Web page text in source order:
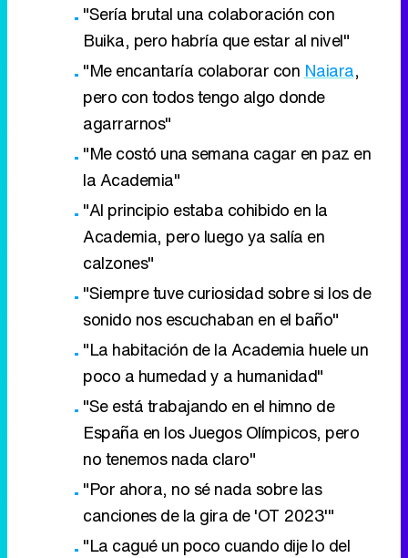
"Sería brutal una colaboración con
Buika, pero habría que estar al nivel"
"Me encantaría colaborar con Naiara,
pero con todos tengo algo donde
agarrarnos"
"Me costó una semana cagar en paz en
la Academia"
"Al principio estaba cohibido en la
Academia, pero luego ya salía en
calzones"
"Siempre tuve curiosidad sobre si los de
sonido nos escuchaban en el baño"
"La habitación de la Academia huele un
poco a humedad y a humanidad"
"Se está trabajando en el himno de
España en los Juegos Olímpicos, pero
no tenemos nada claro"
"Por ahora, no sé nada sobre las
canciones de la gira de 'OT 2023'"
"La cagué un poco cuando dije lo del